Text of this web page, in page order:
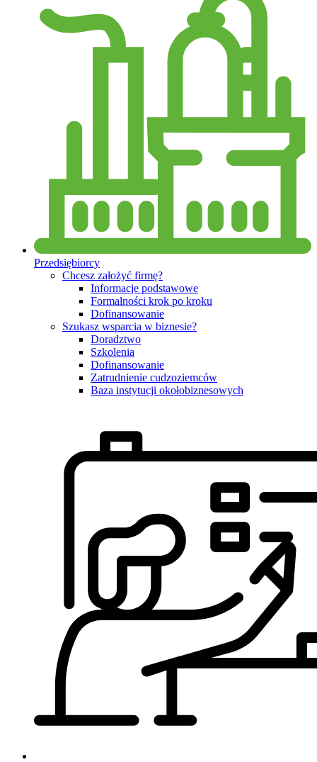
Przedsiębiorcy
Chcesz założyć firmę?
Informacje podstawowe
Formalności krok po kroku
Dofinansowanie
Szukasz wsparcia w biznesie?
Doradztwo
Szkolenia
Dofinansowanie
Zatrudnienie cudzoziemców
Baza instytucji okołobiznesowych